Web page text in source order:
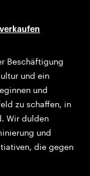
Beschäftigung
und ein
und
zu schaffen, in
Wir dulden
und
die gegen